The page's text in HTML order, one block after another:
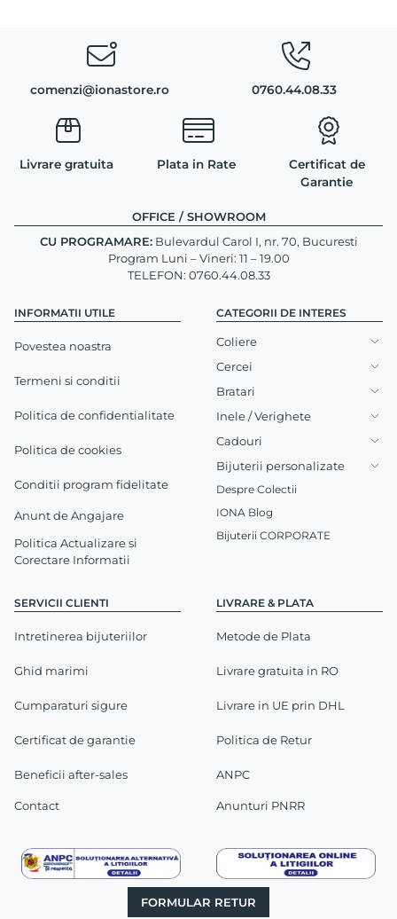
comenzi@ionastore.ro 0760.44.08.33
Livrare gratuita Plata in Rate
Certificat de
Garantie
INFORMATII UTILE
Povestea noastra
Termeni si conditii
Politica de confidentialitate
Politica de cookies
Conditii program fidelitate
Anunt de Angajare
Politica Actualizare si
Corectare Informatii
SERVICII CLIENTI
Intretinerea bijuteriilor
Ghid marimi
Cumparaturi sigure
Certificat de garantie
Beneficii after-sales
Contact
LIVRARE & PLATA
Metode de Plata
Livrare gratuita in RO
Livrare in UE prin DHL
Politica de Retur
ANPC
Anunturi PNRR
OFFICE / SHOWROOM
CU PROGRAMARE:Bulevardul Carol I, nr. 70, Bucuresti
Program Luni – Vineri: 11 – 19.00
TELEFON: 0760.44.08.33
CATEGORII DE INTERES
Coliere
Cercei
Bratari
Inele / Verighete
Cadouri
Bijuterii personalizate
Despre Colectii
IONA Blog
Bijuterii CORPORATE
FORMULAR RETUR